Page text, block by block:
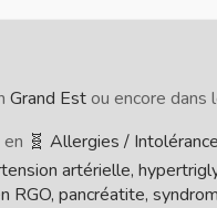
Grand Estou encore
🧬 Allergies /
artérielle,
pancréatite,